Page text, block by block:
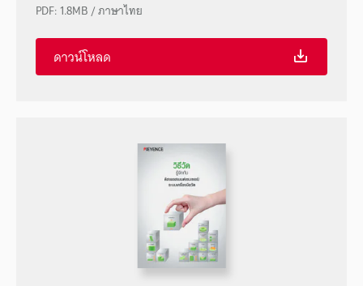
PDF: 1.8MB/ภาษาไทย
ดาวน์โหลด